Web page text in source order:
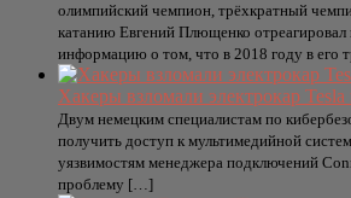
олимпийский чемпион, трёхкратный
катанию Евгений Плющенко
информацию о том, что в 2018 году в его
Хакеры взломали электрокар
Двум немецким специалистам по
получить доступ к мультимедийной
уязвимостям менеджера подключений
проблему […]